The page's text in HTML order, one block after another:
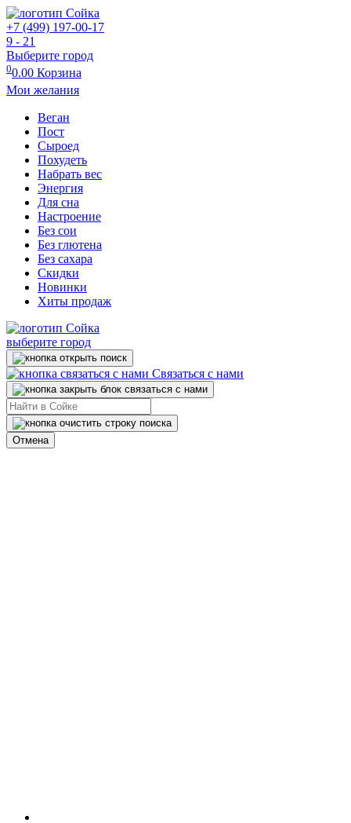
+7 (499) 197-00-17
9 - 21
Выберите город
00.00 Корзина
Мои желания
Веган
Пост
Сыроед
Похудеть
Набрать вес
Энергия
Для сна
Настроение
Без сои
Без глютена
Без сахара
Скидки
Новинки
Хиты продаж
выберите город
Связаться с нами
Отмена